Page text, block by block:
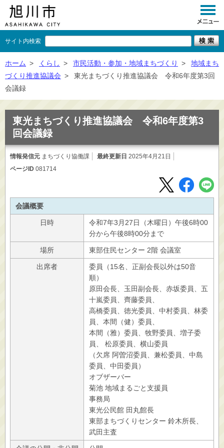
サイト内検索
くらし
事業者向け
施設一覧
ホーム > くらし > 市民活動・参加・地域まちづくり >
地域まち
づくり推進協議会 >
東光まちづくり推進協議会 令和6年度第3回
会議録
東光まちづくり推進協議会 令和6年度第3
回会議録
情報発信元 まちづくり協働課 最終更新日 2025年4月21日
ページID 081714
会議概要
日時
令和7年3月27日（木曜日）午後6時00
分から午後8時00分まで
場所 東部住民センター 2階 会議室
出席者
委員（15名、正副会長以外は50音
順）
原田会長、玉田副会長、赤坂委員、五
十嵐委員、齊藤委員、
高橋委員、徳光委員、中村委員、林委
員、本間（健）委員、
本間（雅）委員、牧野委員、増子委
員、 松原委員、横山委員
（欠席 阿曽沼委員、兼松委員、中島
委員、中田委員）
オブザーバー
菊池 地域まるごと支援員
事務局
東光公民館 田丸館長
東部まちづくりセンター 鈴木所長、
武田主査